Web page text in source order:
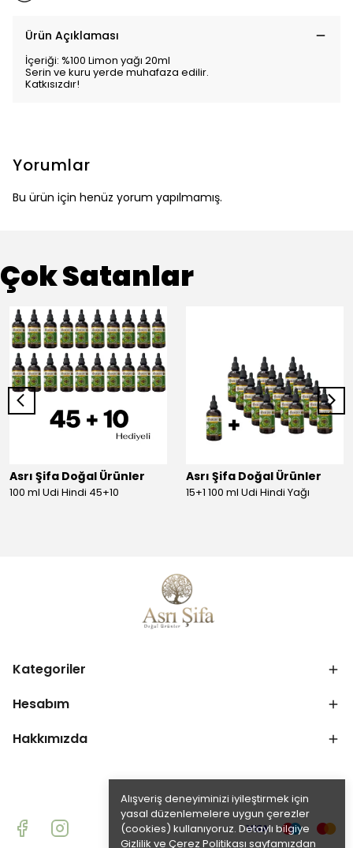
Alışveriş deneyiminizi iyileştirmek için
yasal düzenlemelere uygun çerezler
(cookies) kullanıyoruz. Detaylı bilgiye
Gizlilik ve Çerez Politikası sayfamızdan
Ürün Açıklaması
İçeriği: %100 Limon yağı 20ml
Serin ve kuru yerde muhafaza edilir.
Katkısızdır!
Yorumlar
Bu ürün için henüz yorum yapılmamış.
Çok Satanlar
Asrı Şifa Doğal Ürünler
100 ml Udi Hindi 45+10
Asrı Şifa Doğal Ürünler
15+1 100 ml Udi Hindi Yağı
Kategoriler
Hesabım
Hakkımızda